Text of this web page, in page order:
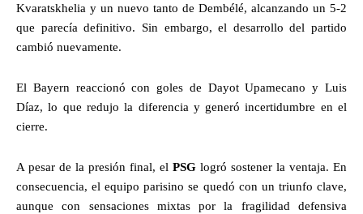
Kvaratskhelia y un nuevo tanto de Dembélé, alcanzando un 5-2
que parecía definitivo. Sin embargo, el desarrollo del partido
cambió nuevamente.
El Bayern reaccionó con goles de Dayot Upamecano y Luis
Díaz, lo que redujo la diferencia y generó incertidumbre en el
cierre.
A pesar de la presión final, el PSG logró sostener la ventaja. En
consecuencia, el equipo parisino se quedó con un triunfo clave,
aunque con sensaciones mixtas por la fragilidad defensiva